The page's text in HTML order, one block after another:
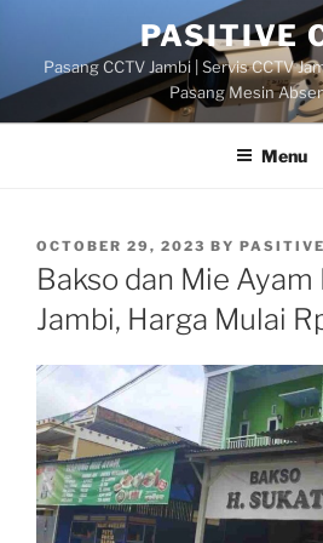
content
PASITIVE
Pasang CCTV Jambi | Servis CCTV
Pasang Mesin
Menu
POSTED
ON
OCTOBER 29, 2023 BY PASITIVE
Bakso dan Mie Ayam
Jambi, Harga Mulai